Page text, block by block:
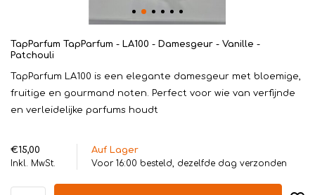
TapParfum TapParfum - LA100 - Damesgeur - Vanille -
Patchouli
TapParfum LA100 is een elegante damesgeur met bloemige,
fruitige en gourmand noten. Perfect voor wie van verfijnde
en verleidelijke parfums houdt
€15,00
Inkl. MwSt.
Auf Lager
Voor 16:00 besteld, dezelfde dag verzonden